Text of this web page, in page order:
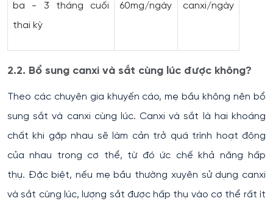
ba - 3 tháng cuối
thai kỳ
60mg/ngày
canxi/ngày
2.2. Bổ sung canxi và sắt cùng lúc được không?
Theo các chuyên gia khuyến cáo, mẹ bầu không nên bổ
sung sắt và canxi cùng lúc. Canxi và sắt là hai khoáng
chất khi gặp nhau sẽ làm cản trở quá trình hoạt động
của nhau trong cơ thể, từ đó ức chế khả năng hấp
thụ. Đặc biệt, nếu mẹ bầu thường xuyên sử dụng canxi
và sắt cùng lúc, lượng sắt được hấp thụ vào cơ thể rất ít